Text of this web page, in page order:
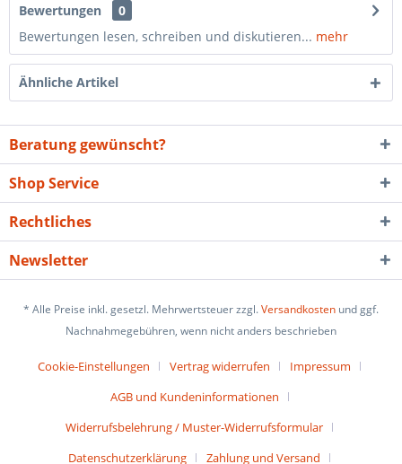
Bewertungen
0
Bewertungen lesen, schreiben und diskutieren... mehr
Ähnliche Artikel
Beratung gewünscht?
Shop Service
Rechtliches
Newsletter
* Alle Preise inkl. gesetzl. Mehrwertsteuer zzgl.Versandkosten und ggf.
Nachnahmegebühren, wenn nicht anders beschrieben
Cookie-Einstellungen Vertrag widerrufen
Impressum
AGB und Kundeninformationen
Widerrufsbelehrung / Muster-Widerrufsformular
Datenschutzerklärung
Zahlung und Versand